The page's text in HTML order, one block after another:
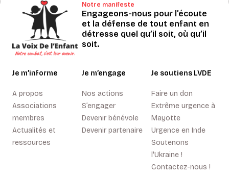
Notre manifeste
Engageons-nous pour l’écoute
et la défense de tout enfant en
détresse quel qu’il soit, où qu’il
soit.
Je m’informe
A propos
Associations
membres
Actualités et
ressources
Je m’engage
Nos actions
S’engager
Devenir bénévole
Devenir partenaire
Je soutiens LVDE
Faire un don
Extrême urgence à
Mayotte
Urgence en Inde
Soutenons
l'Ukraine !
Contactez-nous !